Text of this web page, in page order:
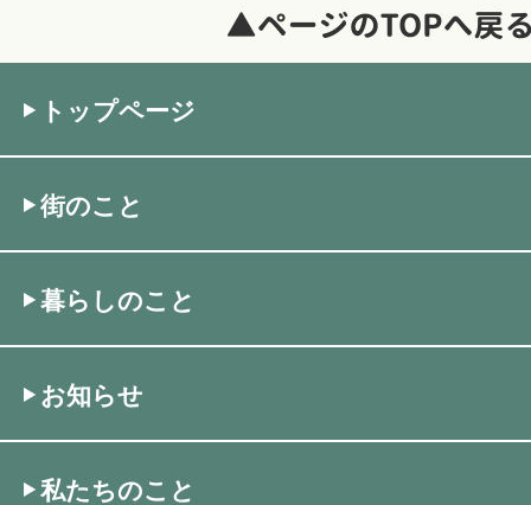
トップページ
街のこと
暮らしのこと
お知らせ
私たちのこと